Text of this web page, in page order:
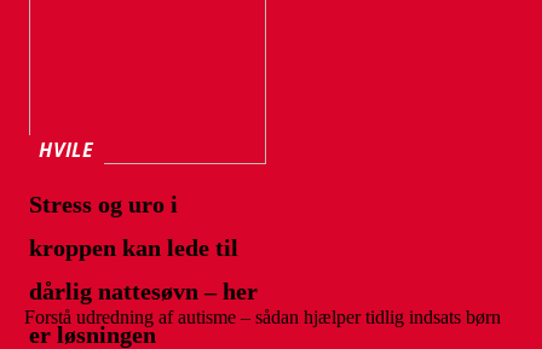
HVILE
Stress og uro i
kroppen kan lede til
dårlig nattesøvn – her
er løsningen
Forstå udredning af autisme – sådan hjælper tidlig indsats børn